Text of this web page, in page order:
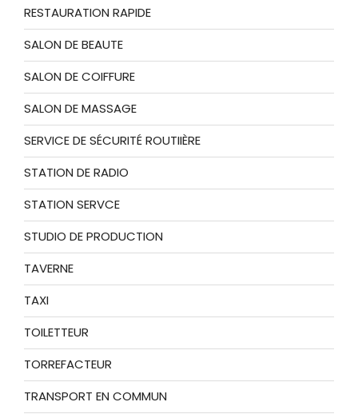
RESTAURATION RAPIDE
SALON DE BEAUTE
SALON DE COIFFURE
SALON DE MASSAGE
SERVICE DE SÉCURITÉ ROUTIIÈRE
STATION DE RADIO
STATION SERVCE
STUDIO DE PRODUCTION
TAVERNE
TAXI
TOILETTEUR
TORREFACTEUR
TRANSPORT EN COMMUN